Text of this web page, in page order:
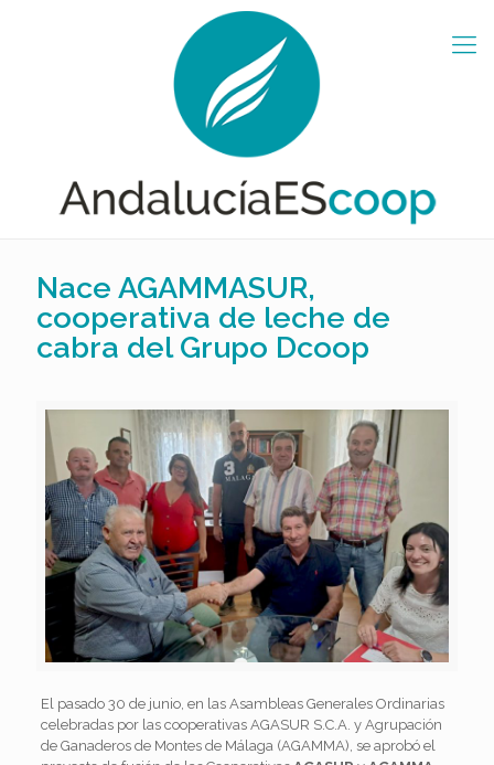
Nace AGAMMASUR,
cooperativa de leche de
cabra del Grupo Dcoop
El pasado 30 de junio, en las Asambleas Generales Ordinarias
celebradas por las cooperativas AGASUR S.C.A. y Agrupación
de Ganaderos de Montes de Málaga (AGAMMA), se aprobó el